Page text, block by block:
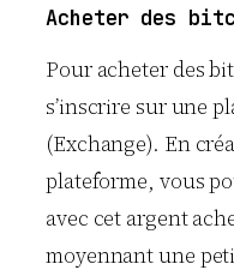
Acheter des
Pour acheter des
s’inscrire sur une
(Exchange). En
plateforme, vous
avec cet argent
moyennant une